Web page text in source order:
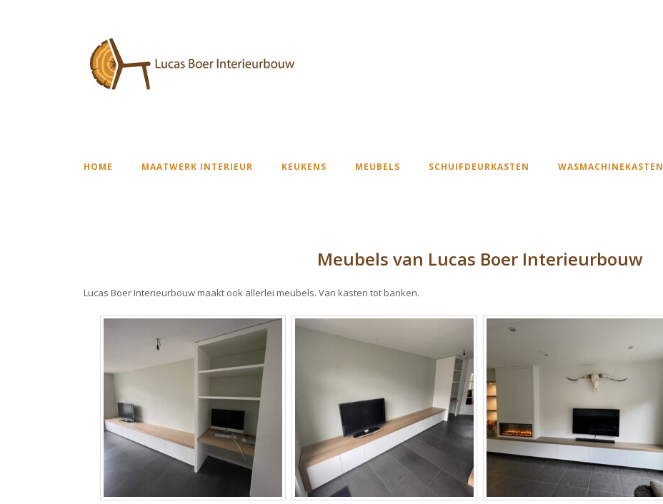
HOME MAATWERK INTERIEUR KEUKENS MEUBELS SCHUIFDEURKASTEN WASMACHINEKASTEN
Meubels van Lucas Boer Interieurbouw
Lucas Boer Interieurbouw maakt ook allerlei meubels. Van kasten tot banken.